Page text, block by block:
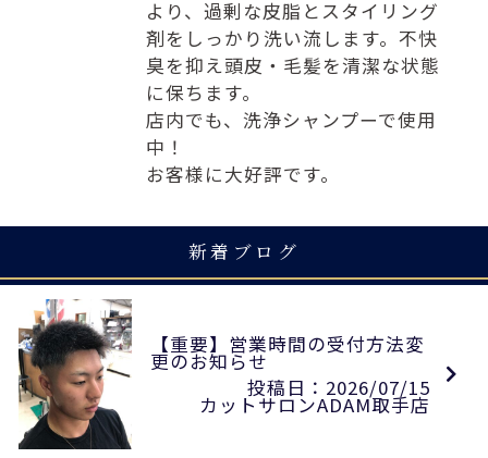
より、過剰な皮脂とスタイリング
剤をしっかり洗い流します。不快
臭を抑え頭皮・毛髪を清潔な状態
に保ちます。
店内でも、洗浄シャンプーで使用
中！
お客様に大好評です。
新着ブログ
【重要】営業時間の受付方法変
更のお知らせ
投稿日：2026/07/15
カットサロンADAM取手店